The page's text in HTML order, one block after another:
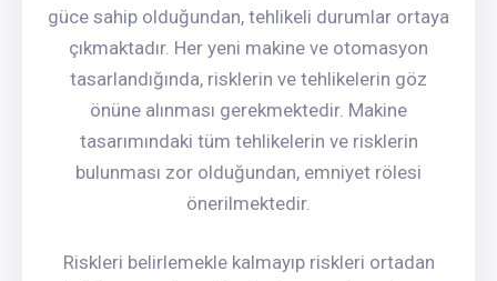
güce sahip olduğundan, tehlikeli durumlar ortaya
çıkmaktadır. Her yeni makine ve otomasyon
tasarlandığında, risklerin ve tehlikelerin göz
önüne alınması gerekmektedir. Makine
tasarımındaki tüm tehlikelerin ve risklerin
bulunması zor olduğundan, emniyet rölesi
önerilmektedir.
Riskleri belirlemekle kalmayıp riskleri ortadan